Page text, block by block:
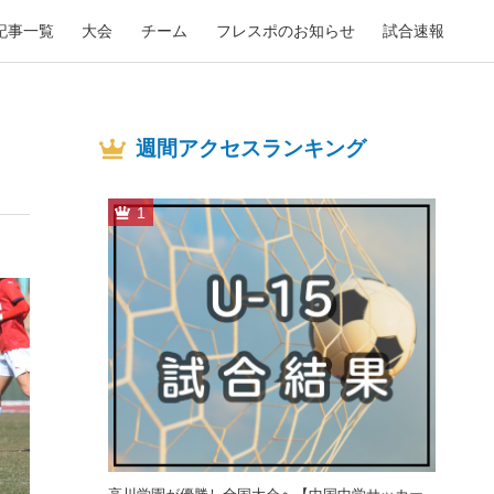
事一覧 大会 チーム フレスポのお知らせ 試合速報
週間アクセスランキング
1